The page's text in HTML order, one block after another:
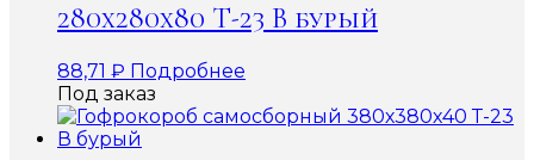
280х280х80 Т-23 В бурый
88,71 ₽ Подробнее
Под заказ